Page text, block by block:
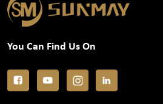
You Can Find Us On